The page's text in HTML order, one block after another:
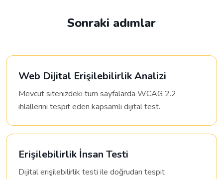
Sonraki adımlar
Web Dijital Erişilebilirlik Analizi
Mevcut sitenizdeki tüm sayfalarda WCAG 2.2
ihlallerini tespit eden kapsamlı dijital test.
Erişilebilirlik İnsan Testi
Dijital erişilebilirlik testi ile doğrudan tespit